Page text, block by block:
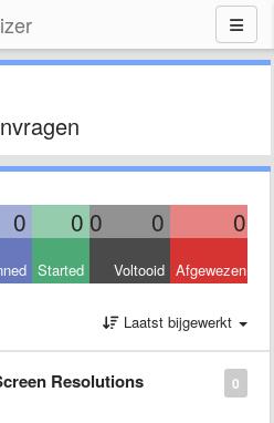
0 0 0 0 0
Started Voltooid Afgewezen
Laatst bijgewerkt
0
Resolutions